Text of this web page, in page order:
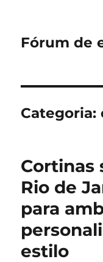
Fórum de
Categoria:
Cortinas
Rio de
para
estilo